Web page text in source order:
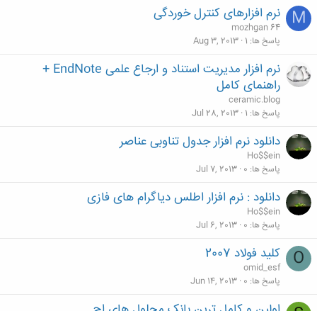
M نرم افزارهای کنترل خوردگی
mozhgan 64
پاسخ ها 1
Aug 3, 2013
نرم افزار مدیریت استناد و ارجاع علمی EndNote +
راهنمای کامل
ceramic.blog
پاسخ ها 1
Jul 28, 2013
دانلود نرم افزار جدول تناوبی عناصر
Ho$$ein
پاسخ ها 0
Jul 7, 2013
دانلود : نرم افزار اطلس دیاگرام های فازی
Ho$$ein
پاسخ ها 0
Jul 6, 2013
O کلید فولاد 2007
omid_esf
پاسخ ها 0
Jun 14, 2013